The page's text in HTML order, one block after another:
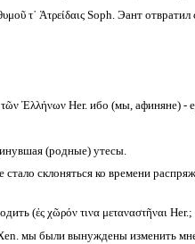
τ᾽ Ἀτρείδαις Soph. Эант отвратил
τῶν Ἑλλήνων Her. ибо (мы, афиняне)
(родные) утесы.
стало склоняться ко времени
(ἐς χῶρόν τινα μεταναστῆναι
мы были вынуждены изменить